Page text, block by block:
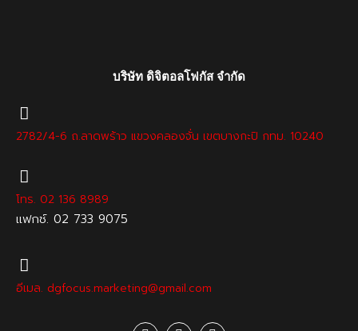
บริษัท ดิจิตอลโฟกัส จำกัด
2782/4-6 ถ.ลาดพร้าว แขวงคลองจั่น เขตบางกะปิ กทม. 10240
โทร. 02 136 8989
เเฟกช์. 02 733 9075
อีเมล. dgfocus.marketing@gmail.com